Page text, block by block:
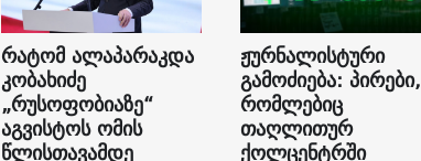
რატომ ალაპარაკდა
კობახიძე
„რუსოფობიაზე“
აგვისტოს ომის
წლისთავამდე
ჟურნალისტური
გამოძიება: პირები,
რომლებიც
თაღლითურ
ქოლცენტრში